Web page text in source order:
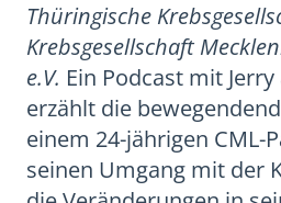
Thüringische
Krebsgesellschaft
e.V. Ein Podcast mit
erzählt die
einem 24-jährigen CML-
seinen Umgang mit der